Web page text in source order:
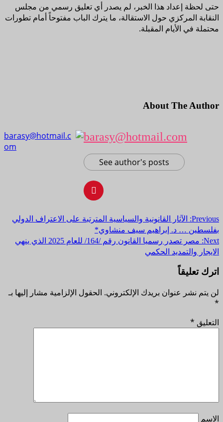
حتى لحظة إعداد هذا الخبر، لم يصدر أي تعليق رسمي من مجلس
النقابة المركزي حول الاستقالة، ما يترك الباب مفتوحاً أمام تطورات
محتملة في الأيام المقبلة.
About The Author
barasy@hotmail.com
See author's posts
Post
navigation
Previous:
الآثار القانونية والسياسية المترتبة على الاعتراف الدولي
بفلسطين … د. إبراهيم سيف منشاوي*
Next:
مصر تصدر رسميا القانون رقم /164/ للعام 2025 الذي ينهي
الايجار والتمديد الحكمي
اترك تعليقاً
لن يتم نشر عنوان بريدك الإلكتروني. الحقول الإلزامية مشار إليها بـ
*
التعليق *
الاسم